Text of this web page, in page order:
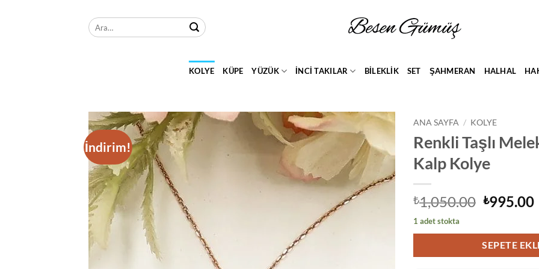
Ara:
KOLYE KÜPE YÜZÜK İNCİ TAKILAR BİLEKLİK SET ŞAHMERAN HALHAL
İndirim!
Add to
wishlist
ANA SAYFA / KOLYE
Renkli Taşlı
Kalp Kolye
₺1,050.00 Orijinal
₺995.00
1 adet stokta
SEPETE